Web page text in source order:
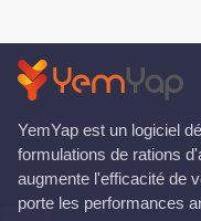
YemYap est un logiciel
formulations de rations
augmente l'efficacité de
porte les performances